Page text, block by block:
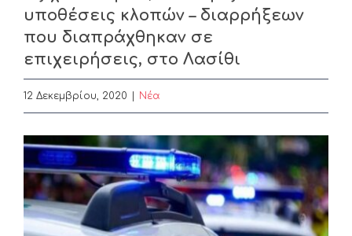
υποθέσεις κλοπών – διαρρήξεων
που διαπράχθηκαν σε
επιχειρήσεις, στο Λασίθι
12 Δεκεμβρίου, 2020 Nέα
View
Larger
Image